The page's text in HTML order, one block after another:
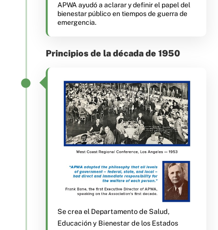
APWA ayudó a aclarar y definir el papel del
bienestar público en tiempos de guerra de
emergencia.
Principios de la década de 1950
Se crea el Departamento de Salud,
Educación y Bienestar de los Estados